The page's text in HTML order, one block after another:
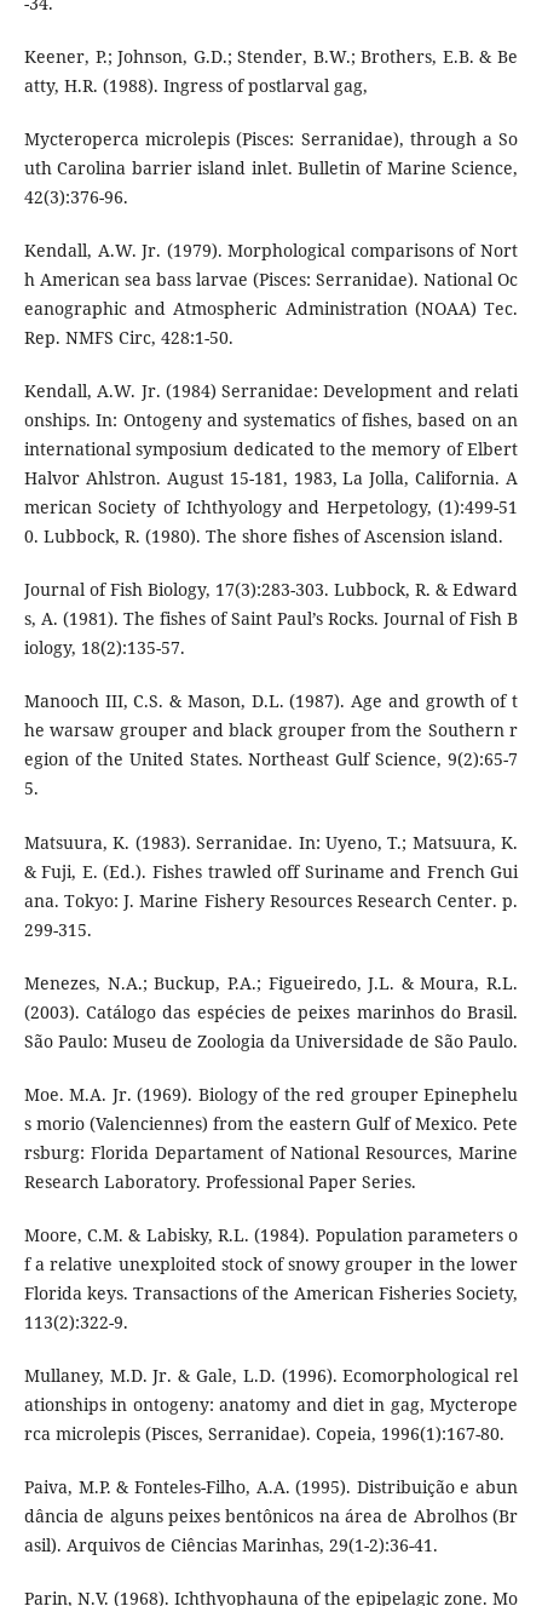
Keener, P.; Johnson, G.D.; Stender, B.W.; Brothers, E.B. & Be
atty, H.R. (1988). Ingress of postlarval gag,
Mycteroperca microlepis (Pisces: Serranidae), through a So
uth Carolina barrier island inlet. Bulletin of Marine Science,
42(3):376-96.
Kendall, A.W. Jr. (1979). Morphological comparisons of Nort
h American sea bass larvae (Pisces: Serranidae). National Oc
eanographic and Atmospheric Administration (NOAA) Tec.
Rep. NMFS Circ, 428:1-50.
Kendall, A.W. Jr. (1984) Serranidae: Development and relati
onships. In: Ontogeny and systematics of fishes, based on an
international symposium dedicated to the memory of Elbert
Halvor Ahlstron. August 15-181, 1983, La Jolla, California. A
merican Society of Ichthyology and Herpetology, (1):499-51
0. Lubbock, R. (1980). The shore fishes of Ascension island.
Journal of Fish Biology, 17(3):283-303. Lubbock, R. & Edward
s, A. (1981). The fishes of Saint Paul’s Rocks. Journal of Fish B
iology, 18(2):135-57.
Manooch III, C.S. & Mason, D.L. (1987). Age and growth of t
he warsaw grouper and black grouper from the Southern r
egion of the United States. Northeast Gulf Science, 9(2):65-7
5.
Matsuura, K. (1983). Serranidae. In: Uyeno, T.; Matsuura, K.
& Fuji, E. (Ed.). Fishes trawled off Suriname and French Gui
ana. Tokyo: J. Marine Fishery Resources Research Center. p.
299-315.
Menezes, N.A.; Buckup, P.A.; Figueiredo, J.L. & Moura, R.L.
(2003). Catálogo das espécies de peixes marinhos do Brasil.
São Paulo: Museu de Zoologia da Universidade de São Paulo.
Moe. M.A. Jr. (1969). Biology of the red grouper Epinephelu
s morio (Valenciennes) from the eastern Gulf of Mexico. Pete
rsburg: Florida Departament of National Resources, Marine
Research Laboratory. Professional Paper Series.
Moore, C.M. & Labisky, R.L. (1984). Population parameters o
f a relative unexploited stock of snowy grouper in the lower
Florida keys. Transactions of the American Fisheries Society,
113(2):322-9.
Mullaney, M.D. Jr. & Gale, L.D. (1996). Ecomorphological rel
ationships in ontogeny: anatomy and diet in gag, Mycterope
rca microlepis (Pisces, Serranidae). Copeia, 1996(1):167-80.
Paiva, M.P. & Fonteles-Filho, A.A. (1995). Distribuição e abun
dância de alguns peixes bentônicos na área de Abrolhos (Br
asil). Arquivos de Ciências Marinhas, 29(1-2):36-41.
Parin, N.V. (1968). Ichthyophauna of the epipelagic zone. Mo